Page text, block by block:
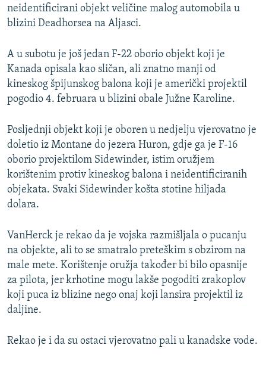
neidentificirani objekt veličine malog automobila u
blizini Deadhorsea na Aljasci.
A u subotu je još jedan F-22 oborio objekt koji je
Kanada opisala kao sličan, ali znatno manji od
kineskog špijunskog balona koji je američki projektil
pogodio 4. februara u blizini obale Južne Karoline.
Posljednji objekt koji je oboren u nedjelju vjerovatno je
doletio iz Montane do jezera Huron, gdje ga je F-16
oborio projektilom Sidewinder, istim oružjem
korištenim protiv kineskog balona i neidentificiranih
objekata. Svaki Sidewinder košta stotine hiljada
dolara.
VanHerck je rekao da je vojska razmišljala o pucanju
na objekte, ali to se smatralo preteškim s obzirom na
male mete. Korištenje oružja također bi bilo opasnije
za pilota, jer krhotine mogu lakše pogoditi zrakoplov
koji puca iz blizine nego onaj koji lansira projektil iz
daljine.
Rekao je i da su ostaci vjerovatno pali u kanadske vode.